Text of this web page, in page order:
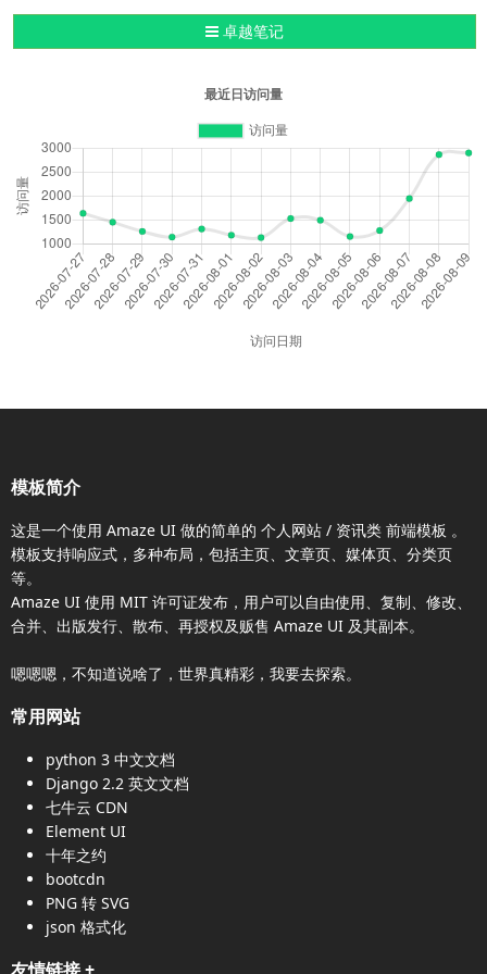
导航切换
卓越笔记
模板简介
这是一个使用 Amaze UI 做的简单的 个人网站 / 资讯类 前端模板 。
模板支持响应式，多种布局，包括主页、文章页、媒体页、分类页
等。
Amaze UI 使用 MIT 许可证发布，用户可以自由使用、复制、修改、
合并、出版发行、散布、再授权及贩售 Amaze UI 及其副本。
嗯嗯嗯，不知道说啥了，世界真精彩，我要去探索。
常用网站
python 3 中文文档
Django 2.2 英文文档
七牛云 CDN
Element UI
十年之约
bootcdn
PNG 转 SVG
json 格式化